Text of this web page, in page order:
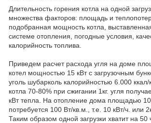
Длительность горения котла на одной
множества факторов: площадь и
подобранная мощность котла,
системе отопления, погодные условия,
калорийность топлива.
Приведем расчет расхода угля на доме
котел мощностью 15 кВт с загрузочным
уголь шубарколь калорийностью 6.000
котла 70-80% при сжигании 1кг. угля
кВт тепла. На отопление дома площадью
потребуется 100 Вт/кв.м., т.е. 10 кВт/ч. или
Таким образом одной загрузки хватит на 50